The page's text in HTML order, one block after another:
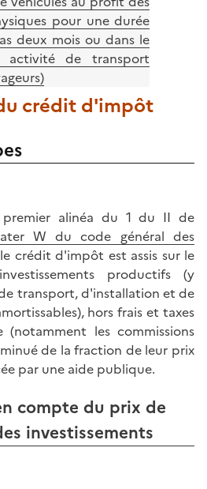
pour une durée
deux mois ou dans le
activité de transport
crédit d'impôt
alinéa du 1 du II de
W du code général des
crédit d'impôt est assis sur le
productifs (y
transport, d'installation et de
hors frais et taxes
les commissions
de la fraction de leur prix
par une aide publique.
compte du prix de
investissements